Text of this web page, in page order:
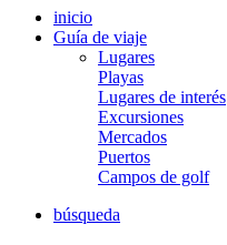
inicio
Guía de viaje
Lugares
Playas
Lugares de interés
Excursiones
Mercados
Puertos
Campos de golf
búsqueda